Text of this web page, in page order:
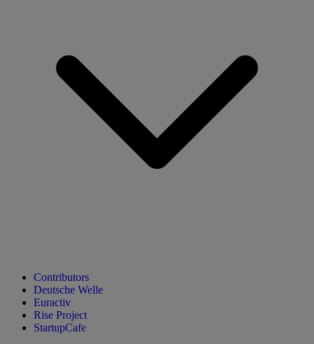
Contributors
Deutsche Welle
Euractiv
Rise Project
StartupCafe